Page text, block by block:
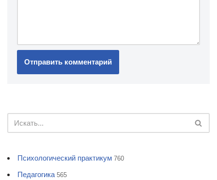
Психологический практикум 760
Педагогика 565